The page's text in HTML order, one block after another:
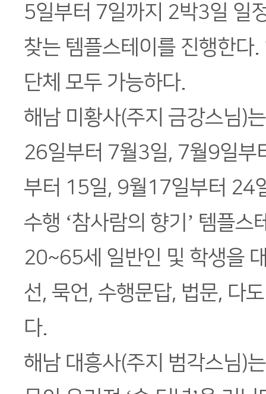
5일부터 7일까지 2박3일 일
찾는 템플스테이를 진행한다
단체 모두 가능하다.
해남 미황사(주지 금강스님)
26일부터 7월3일, 7월9일부
부터 15일, 9월17일부터 24
수행 ‘참사람의 향기’ 템플스
20~65세 일반인 및 학생을
선, 묵언, 수행문답, 법문, 다
다.
해남 대흥사(주지 범각스님)